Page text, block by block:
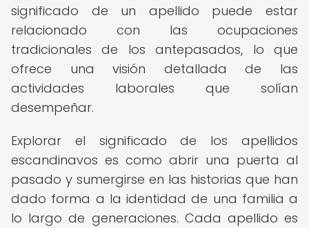
significado de un apellido puede estar
relacionado con las ocupaciones
tradicionales de los antepasados, lo que
ofrece una visión detallada de las
actividades laborales que solían
desempeñar.
Explorar el significado de los apellidos
escandinavos es como abrir una puerta al
pasado y sumergirse en las historias que han
dado forma a la identidad de una familia a
lo largo de generaciones. Cada apellido es